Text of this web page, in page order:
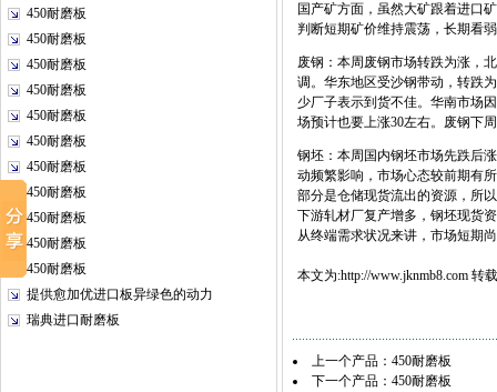
450耐磨板
450耐磨板
450耐磨板
450耐磨板
450耐磨板
450耐磨板
450耐磨板
450耐磨板
450耐磨板
450耐磨板
450耐磨板
提供愈加优进口板异绿色的动力
瑞典进口耐磨板
国产矿方面，虽然大矿跟着进口
判断短期矿价维持震荡，长期看
废钢：本周废钢市场转跌为涨，
调。华东地区受沙钢带动，转跌
少厂子表示到货不佳。华南市场
场预计也要上涨30左右。废钢下
钢坯：本周国内钢坯市场先跌后
动频繁影响，市场心态较前期有
部分是仓储现货流出的资源，所
下游轧材厂复产增多，钢坯现货
从终端需求状况来讲，市场短期
本文为:http://www.jknmb8.com 转
上一个产品： 450耐磨板
下一个产品： 450耐磨板